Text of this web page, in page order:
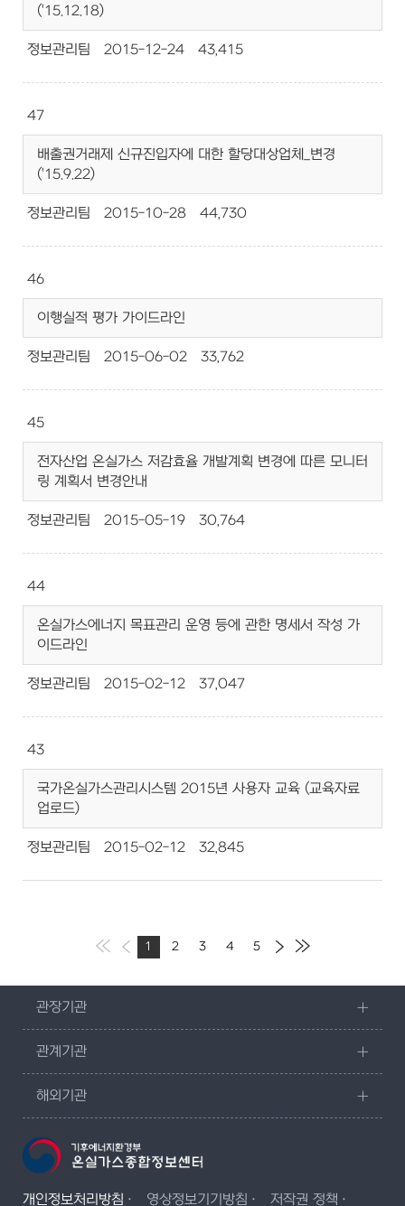
('15.12.18)
정보관리팀 2015-12-24 43,415
47
배출권거래제 신규진입자에 대한 할당대상업체_변경
('15.9.22)
정보관리팀 2015-10-28 44,730
46
이행실적 평가 가이드라인
정보관리팀 2015-06-02 33,762
45
전자산업 온실가스 저감효율 개발계획 변경에 따른 모니터
링 계획서 변경안내
정보관리팀 2015-05-19 30,764
44
온실가스에너지 목표관리 운영 등에 관한 명세서 작성 가
이드라인
정보관리팀 2015-02-12 37,047
43
국가온실가스관리시스템 2015년 사용자 교육 (교육자료
업로드)
정보관리팀 2015-02-12 32,845
1 2 3 4 5
관장기관
관계기관
해외기관
개인정보처리방침 영상정보기기방침 저작권 정책